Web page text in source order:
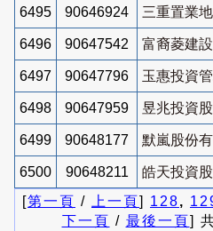
6495 90646924 三重置業
6496 90647542 富裔菱建
6497 90647796 玉惠投資
6498 90647959 昱兆投資
6499 90648177 默嵐股份
6500 90648211
皓天投資
[第一頁 / 上一頁] 128,
下一頁 / 最後一頁]